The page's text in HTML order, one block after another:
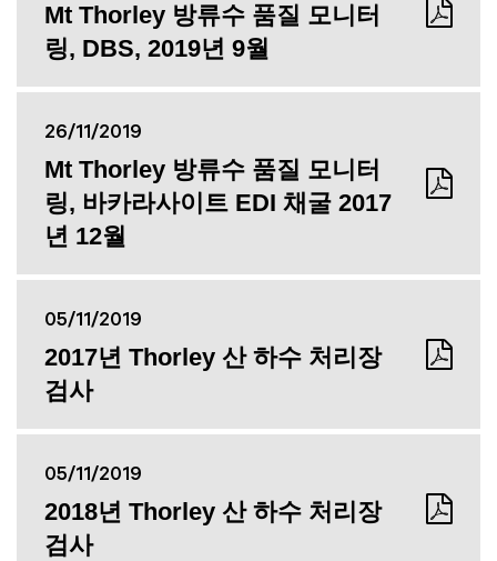
Mt Thorley 방류수 품질 모니터
링, DBS, 2019년 9월
26/11/2019
Mt Thorley 방류수 품질 모니터
링, 바카라사이트 EDI 채굴 2017
년 12월
05/11/2019
2017년 Thorley 산 하수 처리장
검사
05/11/2019
2018년 Thorley 산 하수 처리장
검사